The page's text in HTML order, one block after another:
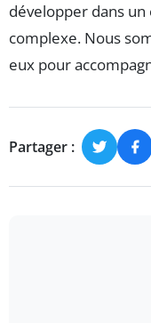
développer dans
complexe. Nous
eux pour
Partager :